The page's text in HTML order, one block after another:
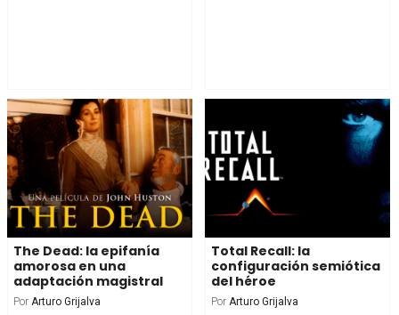
The Dead: la epifanía
amorosa en una
adaptación magistral
Por Arturo Grijalva
Total Recall: la
configuración semiótica
del héroe
Por Arturo Grijalva